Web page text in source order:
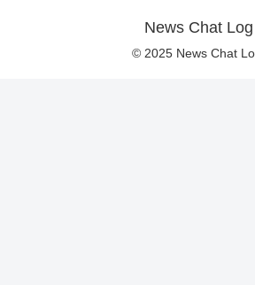
News Chat Log
© 2025 News Chat